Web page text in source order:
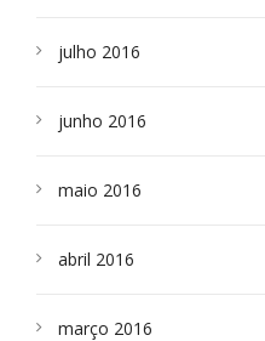
julho 2016
junho 2016
maio 2016
abril 2016
março 2016